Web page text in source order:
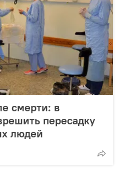
смерти: в
пересадку
людей